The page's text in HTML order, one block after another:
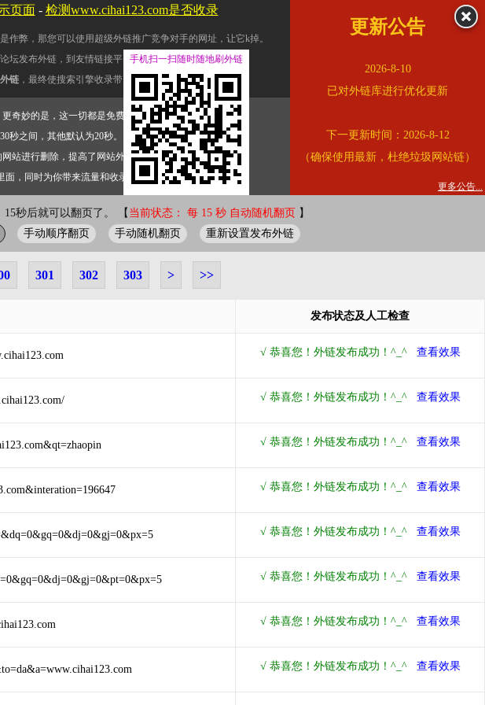
弊，那您可以使用超级外链推广竞争对手的网址，让它k掉。
坛发布外链，到友情链接平台交换友情链接。
链 ，最终使搜索引擎收录带网址的查询页面。
奇妙的是，这一切都是免费的。
秒之间，其他默认为20秒。）
站进行删除，提高了网站外链的质量。
，同时为你带来流量和收录。 错误外链纠正
秒后就可以翻页了。 【 当前状态： 每 15 秒 自动随机翻页 】
手动顺序翻页 手动随机翻页 重新设置发布外链
301 302 303 > >>
发布状态及人工检查
页面- 检测www.cihai123.com是否收录
更新公告
2026-8-10
已对外链库进行优化更新
下一更新时间：2026-8-12
（确保使用最新，杜绝垃圾网站链）
更多公告...
手机扫一扫随时随地刷外链